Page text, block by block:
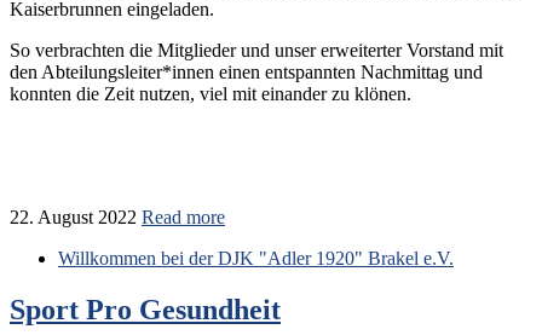
Kaiserbrunnen eingeladen.
So verbrachten die Mitglieder und unser erweiterter Vorstand mit
den Abteilungsleiter*innen einen entspannten Nachmittag und
konnten die Zeit nutzen, viel mit einander zu klönen.
22. August 2022 Read more
Willkommen bei der DJK "Adler 1920" Brakel e.V.
Sport Pro Gesundheit